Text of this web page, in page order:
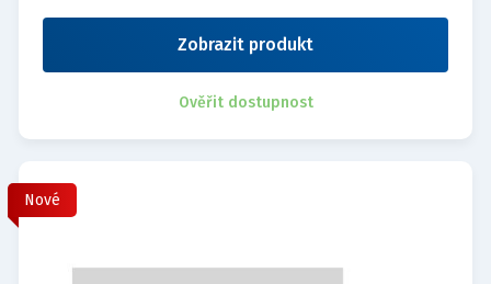
Zobrazit produkt
Ověřit dostupnost
Nové